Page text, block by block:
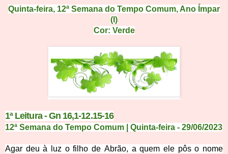
Quinta-feira, 12ª Semana do Tempo Comum, Ano Ímpar
(I)
Cor: Verde
1ª Leitura - Gn 16,1-12.15-16
12ª Semana do Tempo Comum | Quinta-feira - 29/06/2023
Agar deu à luz o filho de Abrão, a quem ele pôs o nome